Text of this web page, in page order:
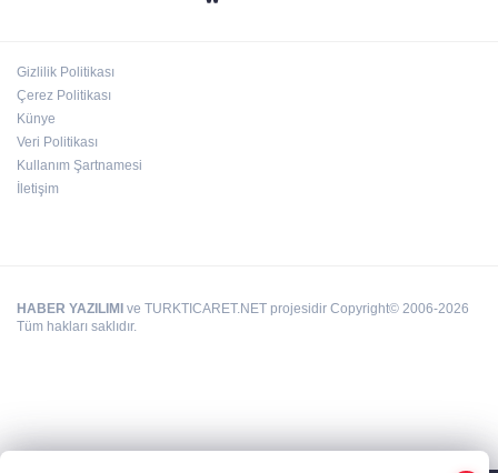
Gizlilik Politikası
Çerez Politikası
Künye
Veri Politikası
Kullanım Şartnamesi
İletişim
HABER YAZILIMI ve TURKTICARET.NET projesidir Copyright© 2006-2026
Tüm hakları saklıdır.